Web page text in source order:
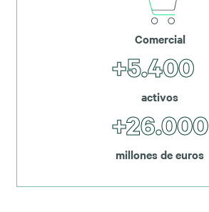
Comercial
+5.400
activos
+26.000
millones de euros